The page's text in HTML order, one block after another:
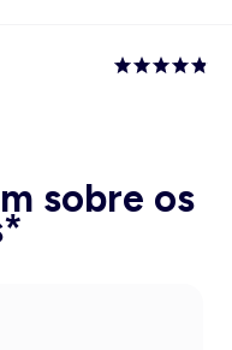
sobre os